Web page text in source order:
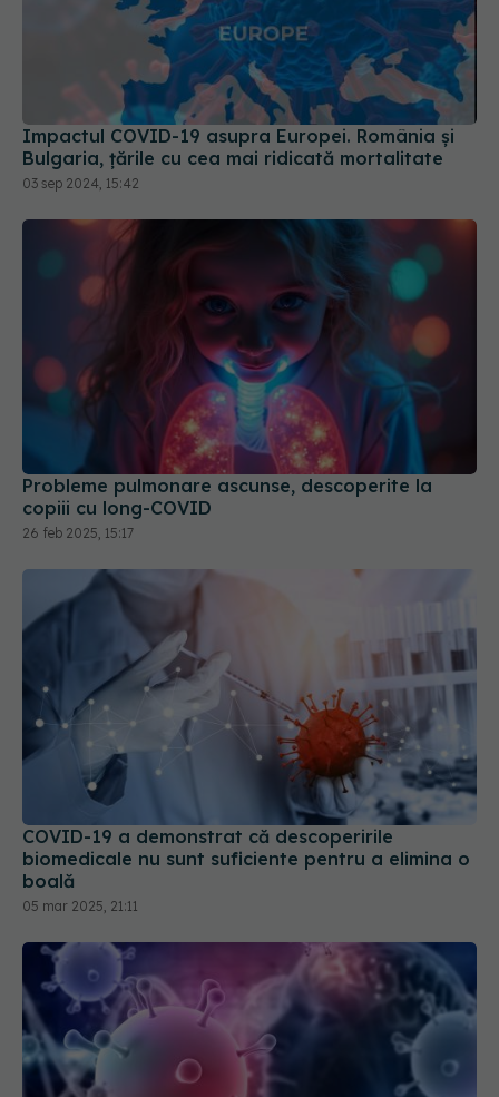
Impactul COVID-19 asupra Europei. România și
Bulgaria, țările cu cea mai ridicată mortalitate
03 sep 2024, 15:42
Probleme pulmonare ascunse, descoperite la
copiii cu long-COVID
COVID-19 a demonstrat că descoperirile
biomedicale nu sunt suficiente pentru a elimina o
05 mar 2025, 21:11